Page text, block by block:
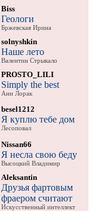
Biss
Геологи
Бржевская Ирина
solnyshkin
Наше лето
Валентин Стрыкало
PROSTO_LILI
Simply the best
Ани Лорак
besel1212
Я куплю тебе дом
Лесоповал
Nissan66
Я несла свою беду
Высоцкий Владимир
Aleksantin
Друзья фартовым
фраером считают
Искусственный интеллект